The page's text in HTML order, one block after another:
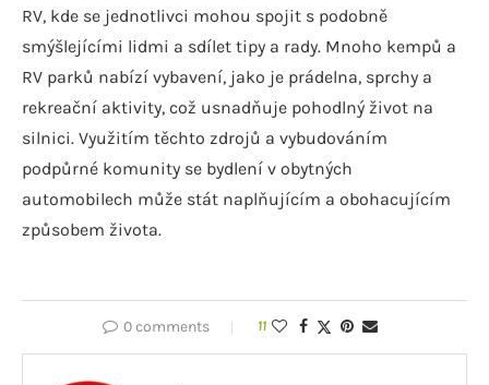
RV, kde se jednotlivci mohou spojit s podobně
smýšlejícími lidmi a sdílet tipy a rady. Mnoho kempů a
RV parků nabízí vybavení, jako je prádelna, sprchy a
rekreační aktivity, což usnadňuje pohodlný život na
silnici. Využitím těchto zdrojů a vybudováním
podpůrné komunity se bydlení v obytných
automobilech může stát naplňujícím a obohacujícím
způsobem života.
0 comments 11